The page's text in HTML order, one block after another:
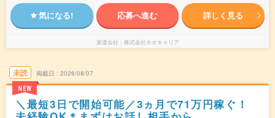
気になる! 応募へ進む 詳しく見る
派遣会社 株式会社ネオキャリア
未読
NEW
掲載日 2026/08/07
＼最短3日で開始可能／3ヵ月で71万円稼ぐ！